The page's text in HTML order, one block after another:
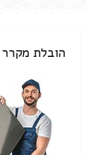
הובלת מקרר